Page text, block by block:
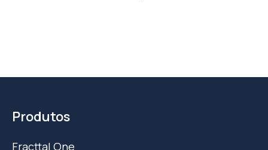
Produtos
Fracttal One